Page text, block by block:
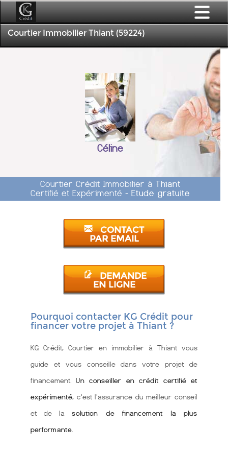
Courtier Immobilier Thiant (59224)
Céline
Courtier Crédit Immobilier à Thiant
Certifié et Expérimenté - Etude gratuite
CONTACT
PAR EMAIL
DEMANDE
EN LIGNE
Pourquoi contacter KG Crédit pour
financer votre projet à Thiant ?
KG Crédit, Courtier en immobilier à Thiant vous
guide et vous conseille dans votre projet de
financement.Un conseiller en crédit certifié et
expérimenté, c'est l'assurance du meilleur conseil
et de lasolution de financement la plus
performante